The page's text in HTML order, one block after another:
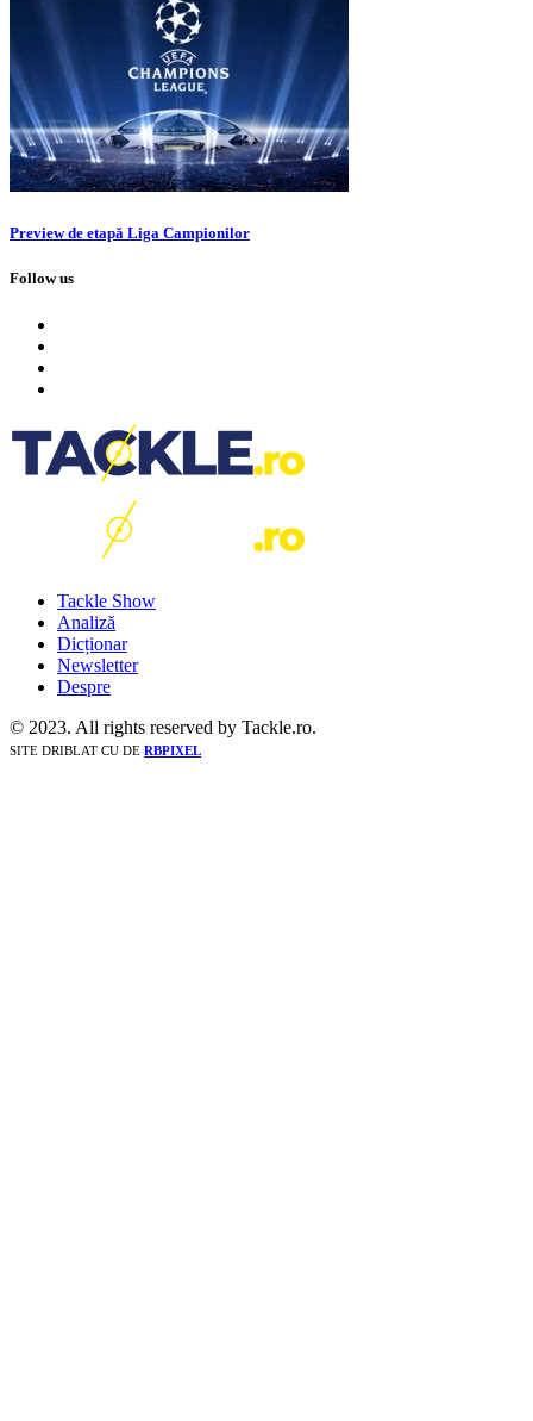
Preview de etapă Liga Campionilor
Follow us
Tackle Show
Analiză
Dicționar
Newsletter
Despre
© 2023. All rights reserved by Tackle.ro.
SITE DRIBLAT CU DE RBPIXEL